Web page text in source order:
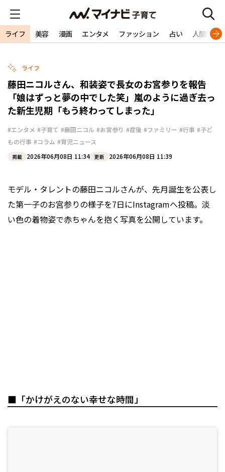
ライフ 美容 漫画 エンタメ ファッション 占い 人間関係
ライフ
藤田ニコルさん、和装姿で長女のお宮参りを報告
「娘はずっと夢の中でした笑」嵐のように過ぎ去っ
た新生児期「もう終わってしまった」
#エンタメ #子育て #藤田ニコル #お宮参り #産後 #ファミリー #行事 #子ど
もの行事 #コラム #育児ニュース
掲載 2026年06月08日 11:34 更新 2026年06月08日 11:39
モデル・タレントの藤田ニコルさんが、先月誕生を公表し
た第一子のお宮参りの様子を7日にInstagramへ投稿。淡
い色の着物姿で赤ちゃんを抱く写真を公開しています。
■「かけがえのない幸せな時間」